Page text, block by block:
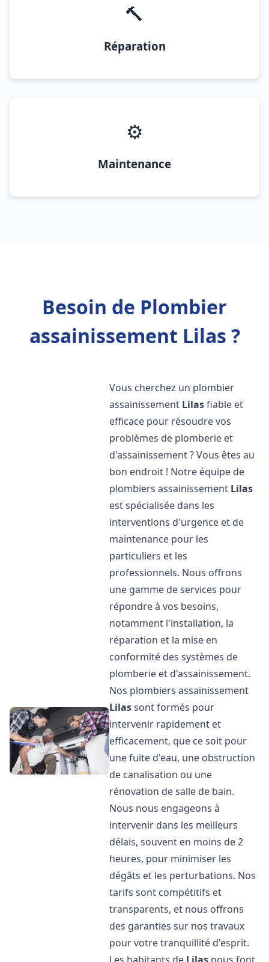
🔨
Réparation
⚙️
Maintenance
Besoin de Plombier
assainissement Lilas ?
Vous cherchez un plombier
assainissement Lilasfiable et
efficace pour résoudre vos
problèmes de plomberie et
d'assainissement ? Vous êtes au
bon endroit ! Notre équipe de
plombiers assainissement Lilas
est spécialisée dans les
interventions d'urgence et de
maintenance pour les
particuliers et les
professionnels. Nous offrons
une gamme de services pour
répondre à vos besoins,
notamment l'installation, la
réparation et la mise en
conformité des systèmes de
plomberie et d'assainissement.
Nos plombiers assainissement
Lilassont formés pour
intervenir rapidement et
efficacement, que ce soit pour
une fuite d'eau, une obstruction
de canalisation ou une
rénovation de salle de bain.
Nous nous engageons à
intervenir dans les meilleurs
délais, souvent en moins de 2
heures, pour minimiser les
dégâts et les perturbations. Nos
tarifs sont compétitifs et
transparents, et nous offrons
des garanties sur nos travaux
pour votre tranquillité d'esprit.